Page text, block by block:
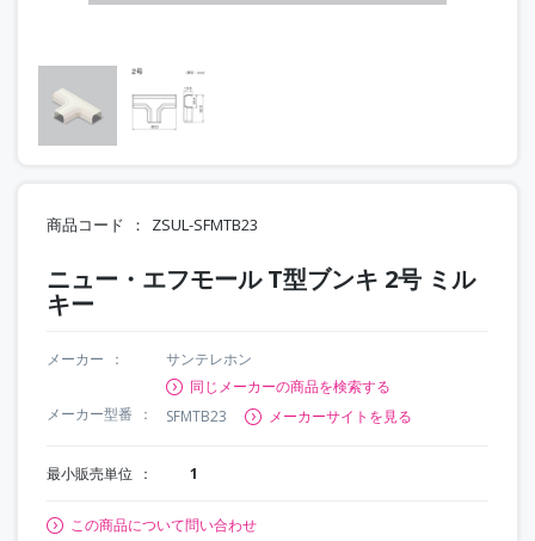
商品コード ZSUL-SFMTB23
ニュー・エフモール T型ブンキ 2号 ミル
キー
メーカー
サンテレホン
同じメーカーの商品を検索する
メーカー型番
SFMTB23 メーカーサイトを見る
最小販売単位 1
この商品について問い合わせ